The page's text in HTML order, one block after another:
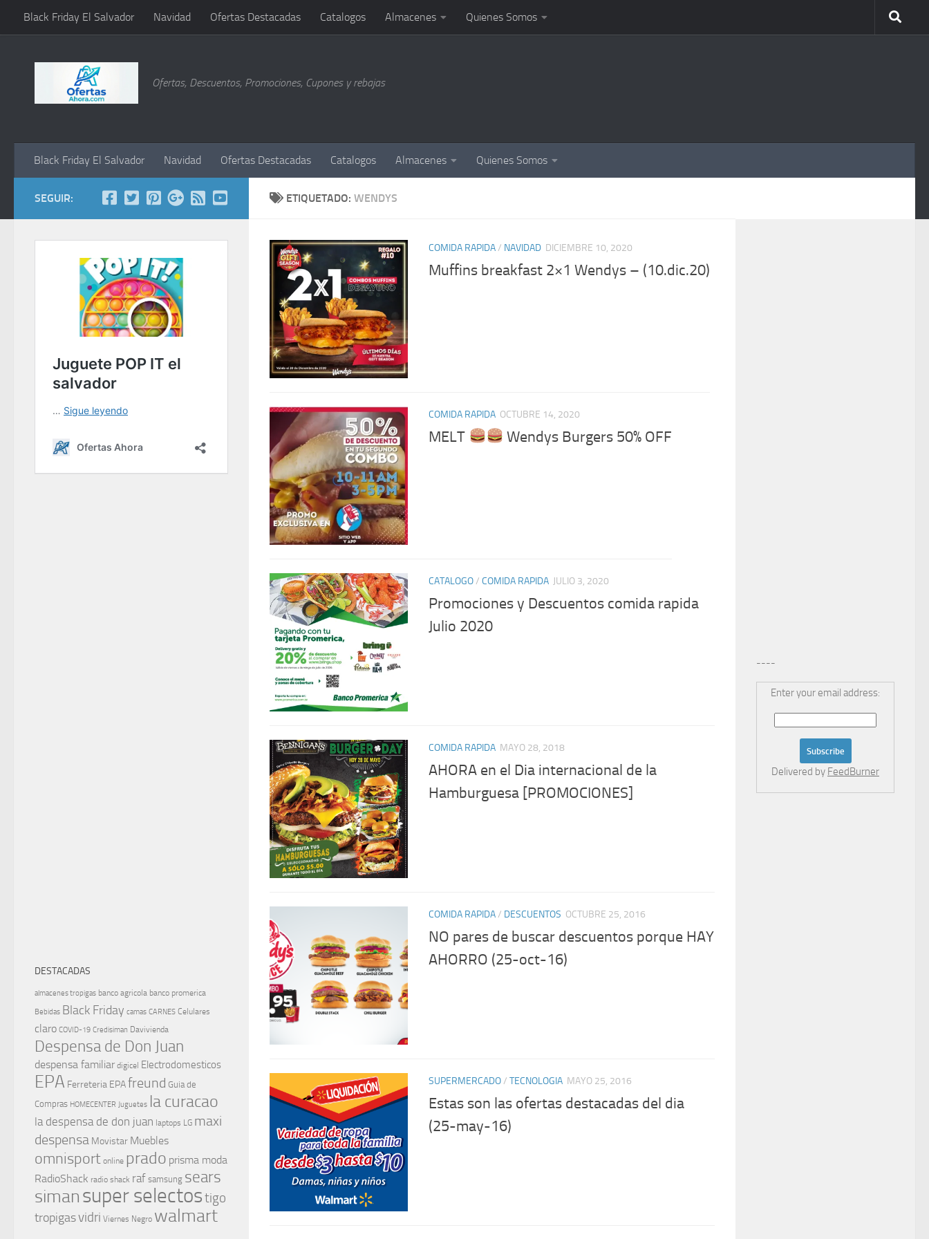
Saltar al contenido
Black Friday El Salvador Navidad Ofertas Destacadas Catalogos Almacenes Quienes Somos
Ofertas, Descuentos, Promociones, Cupones y rebajas
Black Friday El Salvador Navidad Ofertas Destacadas Catalogos Almacenes Quienes Somos
ETIQUETADO: WENDYS
COMIDA RAPIDA/ NAVIDAD DICIEMBRE 10, 2020
Muffins breakfast 2×1 Wendys – (10.dic.20)
COMIDA RAPIDA OCTUBRE 14, 2020
MELT Wendys Burgers 50% OFF
CATALOGO/ COMIDA RAPIDA JULIO 3, 2020
Promociones y Descuentos comida rapida
Julio 2020
COMIDA RAPIDA MAYO 28, 2018
AHORA en el Dia internacional de la
Hamburguesa [PROMOCIONES]
COMIDA RAPIDA/ DESCUENTOS OCTUBRE 25, 2016
NO pares de buscar descuentos porque HAY
AHORRO (25-oct-16)
SUPERMERCADO/ TECNOLOGIA MAYO 25, 2016
Estas son las ofertas destacadas del dia
(25-may-16)
SEGUIR:
DESTACADAS
almacenes tropigas banco agricola banco promerica
Bebidas Black Friday camas CARNES Celulares
claro COVID-19 Credisiman Davivienda
Despensa de Don Juan
despensa familiar digicel Electrodomesticos
EPA Ferreteria EPAfreund Guia de
Compras HOMECENTER Juguetes la curacao
la despensa de don juan laptops LG maxi
despensa Movistar Muebles
omnisport online prado prisma moda
RadioShack radio shack raf samsung sears
simansuper selectostigo
tropigasvidri Viernes Negro walmart
----
Enter your email address:
Delivered by FeedBurner